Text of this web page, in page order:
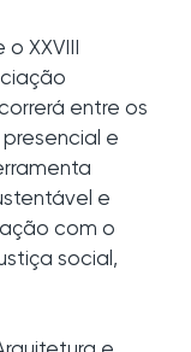
XXVIII
entre os
e
e
com o
social,